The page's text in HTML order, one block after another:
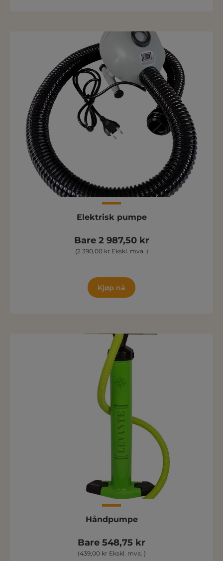
Elektrisk pumpe
Bare 2 987,50 kr
(2 390,00 kr Ekskl. mva. )
Kjøp nå
Håndpumpe
Bare 548,75 kr
(439,00 kr Ekskl. mva. )